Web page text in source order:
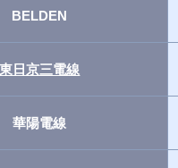
BELDEN
東日京三電線
華陽電線